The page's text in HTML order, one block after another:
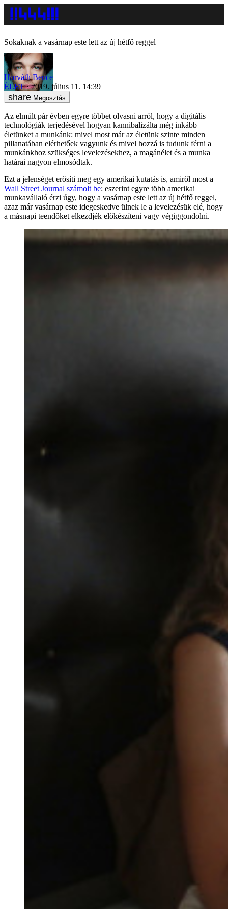
Sokaknak a vasárnap este lett az új hétfő reggel
Horváth Bence
ÉLET
2019. július 11. 14:39
Megosztás
Az elmúlt pár évben egyre többet olvasni arról, hogy a digitális
technológiák terjedésével hogyan kannibalizálta még inkább
életünket a munkánk: mivel most már az életünk szinte minden
pillanatában elérhetőek vagyunk és mivel hozzá is tudunk férni a
munkánkhoz szükséges levelezésekhez, a magánélet és a munka
határai nagyon elmosódtak.
Ezt a jelenséget erősíti meg egy amerikai kutatás is, amiről most a
Wall Street Journal számolt be: eszerint egyre több amerikai
munkavállaló érzi úgy, hogy a vasárnap este lett az új hétfő reggel,
azaz már vasárnap este idegeskedve ülnek le a levelezésük elé, hogy
a másnapi teendőket elkezdjék előkészíteni vagy végiggondolni.